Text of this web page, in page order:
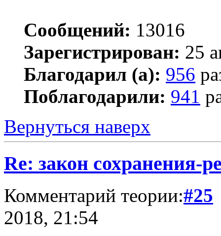
Сообщений: 13016
Зарегистрирован: 25
Благодарил (а): 956
Поблагодарили: 941
Вернуться наверх
Re: закон сохранения-
Комментарий теории:#25
2018, 21:54